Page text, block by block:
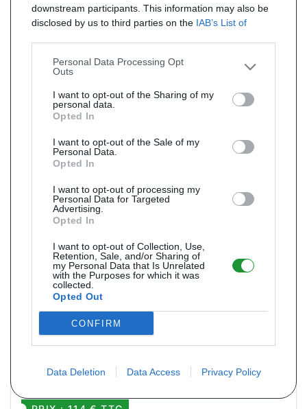
downstream participants. This information may also be
disclosed by us to third parties on the IAB’s List of
Personal Data Processing Opt
Outs
I want to opt-out of the Sharing of my
personal data.
Opted In
I want to opt-out of the Sale of my
Personal Data.
Opted In
I want to opt-out of processing my
Personal Data for Targeted
Advertising.
Opted In
I want to opt-out of Collection, Use,
Retention, Sale, and/or Sharing of
my Personal Data that Is Unrelated
with the Purposes for which it was
collected.
Opted Out
CONFIRM
Data Deletion Data Access Privacy Policy
PRIX : 62 € TTC
Referência : SX1956
de 09/1996 a 06/2003
Pack panela de escape para AUDI A3
1.6
Referência : SX5392 Livraison 8j
Pack Panela de escape para AUDI A3 1.6 1.6 AKL AEH APF 101cv de